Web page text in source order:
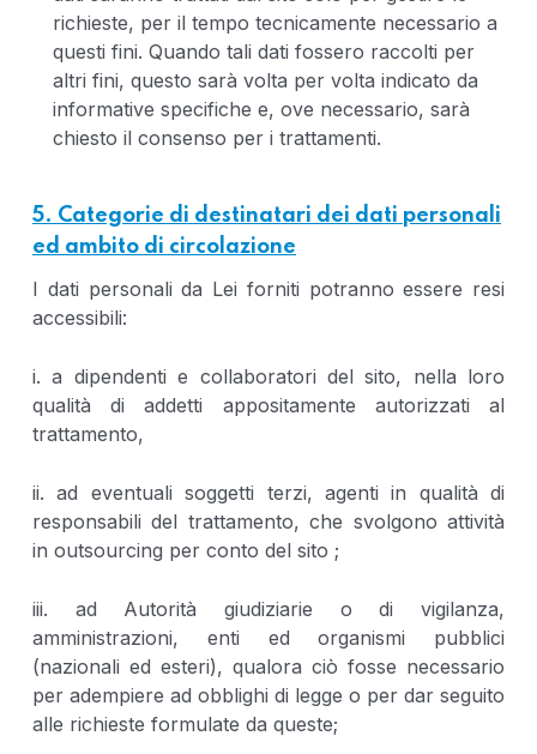
richieste, per il tempo tecnicamente necessario a
questi fini. Quando tali dati fossero raccolti per
altri fini, questo sarà volta per volta indicato da
informative specifiche e, ove necessario, sarà
chiesto il consenso per i trattamenti.
5. Categorie di destinatari dei dati personali
ed ambito di circolazione
I dati personali da Lei forniti potranno essere resi
accessibili:
i. a dipendenti e collaboratori del sito, nella loro
qualità di addetti appositamente autorizzati al
trattamento,
ii. ad eventuali soggetti terzi, agenti in qualità di
responsabili del trattamento, che svolgono attività
in outsourcing per conto del sito ;
iii. ad Autorità giudiziarie o di vigilanza,
amministrazioni, enti ed organismi pubblici
(nazionali ed esteri), qualora ciò fosse necessario
per adempiere ad obblighi di legge o per dar seguito
alle richieste formulate da queste;